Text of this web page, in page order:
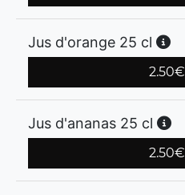
Jus d'orange 25 cl
2.50€
Jus d'ananas 25 cl
2.50€